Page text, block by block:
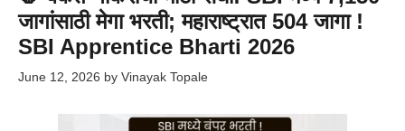
जागांसाठी मेगा भरती; महाराष्ट्रात 504 जागा !
SBI Apprentice Bharti 2026
June 12, 2026 by Vinayak Topale